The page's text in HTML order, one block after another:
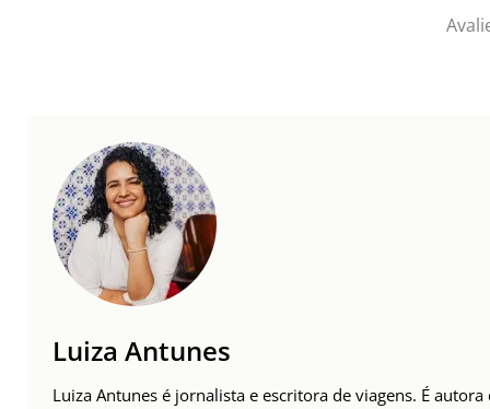
Luiza Antunes
Luiza Antunes é jornalista e escritora de viagens. É